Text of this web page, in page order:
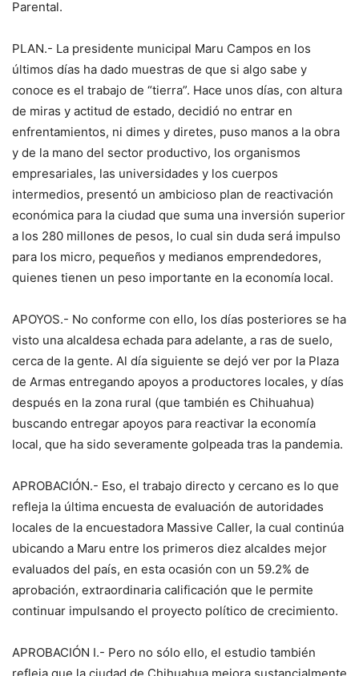
Parental.
PLAN.- La presidente municipal Maru Campos en los
últimos días ha dado muestras de que si algo sabe y
conoce es el trabajo de “tierra”. Hace unos días, con altura
de miras y actitud de estado, decidió no entrar en
enfrentamientos, ni dimes y diretes, puso manos a la obra
y de la mano del sector productivo, los organismos
empresariales, las universidades y los cuerpos
intermedios, presentó un ambicioso plan de reactivación
económica para la ciudad que suma una inversión superior
a los 280 millones de pesos, lo cual sin duda será impulso
para los micro, pequeños y medianos emprendedores,
quienes tienen un peso importante en la economía local.
APOYOS.- No conforme con ello, los días posteriores se ha
visto una alcaldesa echada para adelante, a ras de suelo,
cerca de la gente. Al día siguiente se dejó ver por la Plaza
de Armas entregando apoyos a productores locales, y días
después en la zona rural (que también es Chihuahua)
buscando entregar apoyos para reactivar la economía
local, que ha sido severamente golpeada tras la pandemia.
APROBACIÓN.- Eso, el trabajo directo y cercano es lo que
refleja la última encuesta de evaluación de autoridades
locales de la encuestadora Massive Caller, la cual continúa
ubicando a Maru entre los primeros diez alcaldes mejor
evaluados del país, en esta ocasión con un 59.2% de
aprobación, extraordinaria calificación que le permite
continuar impulsando el proyecto político de crecimiento.
APROBACIÓN I.- Pero no sólo ello, el estudio también